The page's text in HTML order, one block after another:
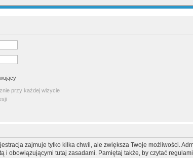
przy każdej wizycie
zajmuje tylko kilka chwil, ale zwiększa Twoje możliwości.
i obowiązującymi tutaj zasadami. Pamiętaj także, by czytać